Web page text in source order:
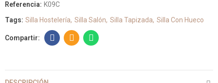
Referencia: K09C
Tags: Silla Hostelería Silla Salón Silla Tapizada Silla Con Hueco